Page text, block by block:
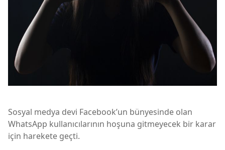
Sosyal medya devi Facebook’un bünyesinde olan
WhatsApp kullanıcılarının hoşuna gitmeyecek bir karar
için harekete geçti.